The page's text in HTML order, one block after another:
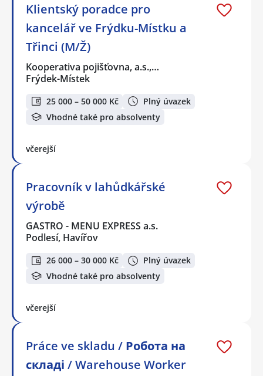
Klientský poradce pro
kancelář ve Frýdku-Místku a
Třinci (M/Ž)
Kooperativa pojišťovna, a.s.,…
Frýdek-Místek
25 000 – 50 000 Kč
Plný úvazek
Vhodné také pro absolventy
včerejší
Pracovník v lahůdkářské
výrobě
GASTRO - MENU EXPRESS a.s.
Podlesí, Havířov
26 000 – 30 000 Kč
Plný úvazek
Vhodné také pro absolventy
včerejší
Práce ve skladu / Робота на
складі / Warehouse Worker